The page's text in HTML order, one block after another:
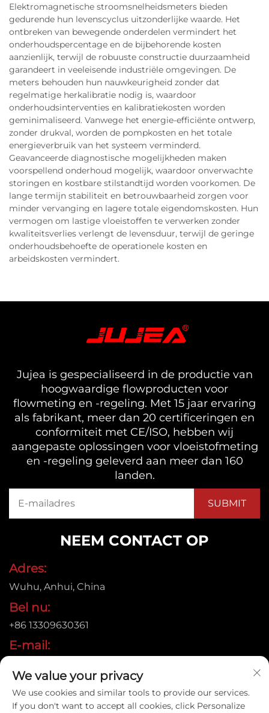
Elektromagnetische stroomsnelheidsmeters bieden
gedurende hun levenscyclus uitzonderlijke waarde. Het
ontbreken van bewegende onderdelen vermindert het
onderhoudspercentage en de bijbehorende kosten
aanzienlijk, terwijl de robuuste constructie duurzaamheid
garandeert in veeleisende industriële omgevingen. De
meters behouden hun nauwkeurigheid zonder dat
regelmatige herkalibratie nodig is, waardoor
onderhoudsinterventies en kalibratiekosten worden
geminimaliseerd. Vanwege het energie-efficiënte ontwerp,
zonder drukval, worden de pompkosten en het totale
energieverbruik van het systeem verminderd.
Geavanceerde diagnostische mogelijkheden maken
voorspellend onderhoud mogelijk, waardoor onverwachte
storingen en kostbare stilstandtijd worden voorkomen. De
lange termijn stabiliteit en betrouwbaarheid zorgen voor
minder vervanging en lagere totale eigendomskosten. Hun
vermogen om lastige vloeistoffen te verwerken zonder
kwaliteitsverlies verlengt de levensduur, terwijl de geringe
onderhoudsbehoefte de operationele kosten en
arbeidskosten vermindert.
Jujea is gespecialiseerd in de productie van
hoogwaardige flowproducten voor
flowmeting en -regeling. Met 15 jaar ervaring
als fabrikant, meer dan 20 certificeringen en
conformiteit met CE/ISO, hebben wij
aangepaste oplossingen voor vloeistofmeting
en -regeling geleverd aan meer dan 160
landen.
NEEM CONTACT OP
Adres:
Wuhu, Anhui, China
Bel nu:
+86 13309630361
E-mail:
Auteursrecht © 2015 Anhui Jujie Automation Technology
We value your privacy
We use cookies and similar tools to provide our services.
If you don't want to accept all cookies, click Personalize